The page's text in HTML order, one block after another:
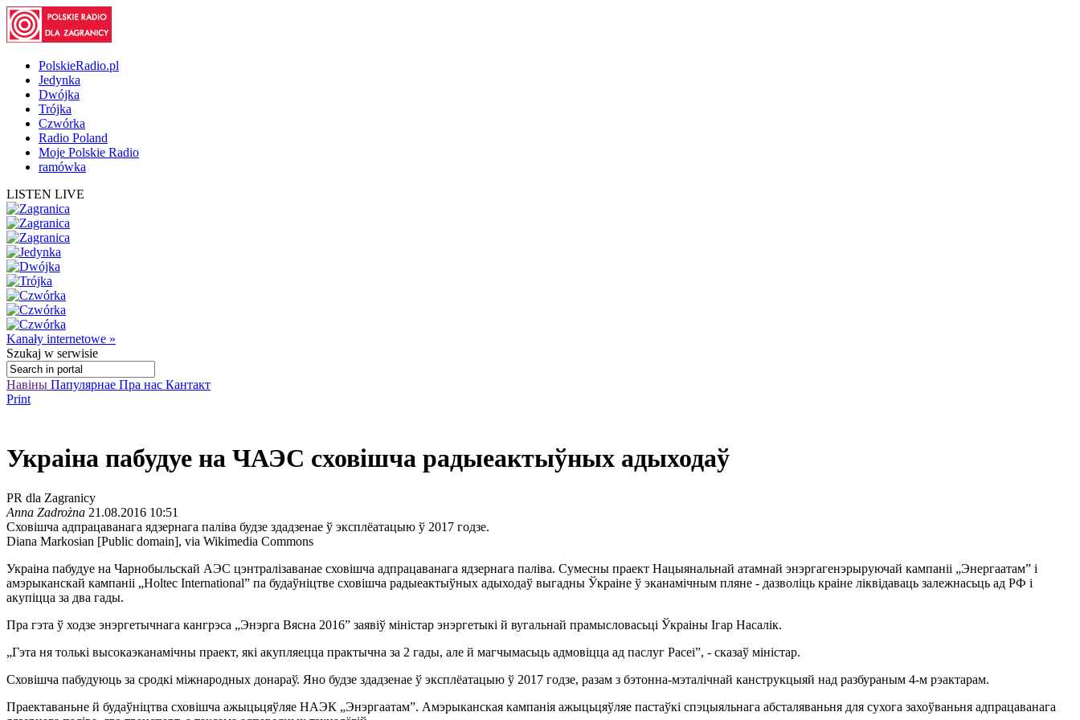
PolskieRadio.pl
Jedynka
Dwójka
Trójka
Czwórka
Radio Poland
Moje Polskie Radio
ramówka
LISTEN LIVE
Kanały internetowe »
Szukaj w serwisie
Навіны Папулярнае Пра нас Кантакт
Print
Украіна пабудуе на ЧАЭС сховішча радыеактыўных адыходаў
PR dla Zagranicy
Anna Zadrożna 21.08.2016 10:51
Сховішча адпрацаванага ядзернага паліва будзе здадзенае ў эксплёатацыю ў 2017 годзе.
Diana Markosian [Public domain], via Wikimedia Commons
Украіна пабудуе на Чарнобыльскай АЭС цэнтралізаванае сховішча адпрацаванага ядзернага паліва. Сумесны праект Нацыянальнай атамнай энэргагенэрыруючай кампаніі „Энергаатам” і
амэрыканскай кампаніі „Holtec International” па будаўніцтве сховішча радыеактыўных адыходаў выгадны Ўкраіне ў эканамічным пляне - дазволіць краіне ліквідаваць залежнасьць ад РФ і
акупіцца за два гады.
Пра гэта ў ходзе энэргетычнага кангрэса „Энэрга Вясна 2016” заявіў міністар энэргетыкі й вугальнай прамысловасьці Ўкраіны Ігар Насалік.
„Гэта ня толькі высокаэканамічны праект, які акупляецца практычна за 2 гады, але й магчымасьць адмовіцца ад паслуг Расеі”, - сказаў міністар.
Сховішча пабудуюць за сродкі міжнародных донараў. Яно будзе здадзенае ў эксплёатацыю ў 2017 годзе, разам з бэтонна-мэталічнай канструкцыяй над разбураным 4-м рэактарам.
Праектаваньне й будаўніцтва сховішча ажыцьцяўляе НАЭК „Энэргаатам”. Амэрыканская кампанія ажыцьцяўляе пастаўкі спэцыяльнага абсталяваньня для сухога захоўваньня адпрацаванага